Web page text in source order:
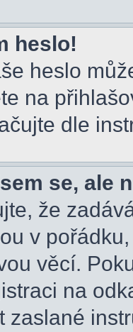
heslo!
heslo
na
dle
se, ale
že
v
věcí.
na
zaslané